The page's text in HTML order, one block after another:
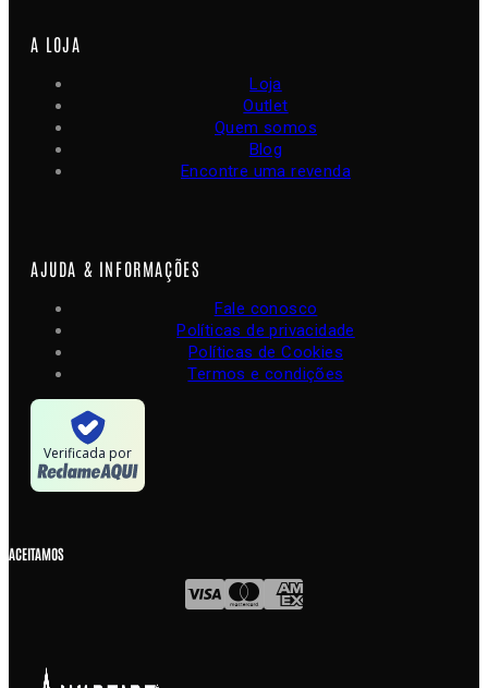
A LOJA
Loja
Outlet
Quem somos
Blog
Encontre uma revenda
AJUDA & INFORMAÇÕES
Fale conosco
Políticas de privacidade
Políticas de Cookies
Termos e condições
Verificada por
ACEITAMOS